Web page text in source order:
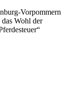
Vorpommern
Wohl der